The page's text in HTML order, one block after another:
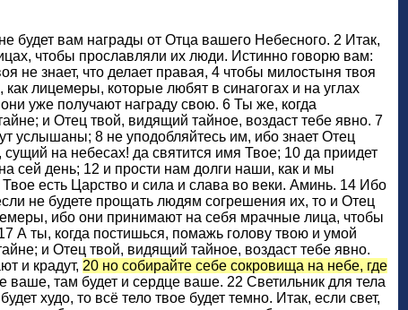
будет вам награды от Отца вашего Небесного. 2 Итак,
чтобы прославляли их люди. Истинно говорю вам:
не знает, что делает правая, 4 чтобы милостыня твоя
лицемеры, которые любят в синагогах и на углах
уже получают награду свою. 6 Ты же, когда
и Отец твой, видящий тайное, воздаст тебе явно. 7
услышаны; 8 не уподобляйтесь им, ибо знает Отец
на небесах! да святится имя Твое; 10 да приидет
сей день; 12 и прости нам долги наши, как и мы
есть Царство и сила и слава во веки. Аминь. 14 Ибо
не будете прощать людям согрешения их, то и Отец
ибо они принимают на себя мрачные лица, чтобы
А ты, когда постишься, помажь голову твою и умой
и Отец твой, видящий тайное, воздаст тебе явно.
и крадут, 20 но собирайте себе сокровища на небе, где
ваше, там будет и сердце ваше. 22 Светильник для тела
худо, то всё тело твое будет темно. Итак, если свет,